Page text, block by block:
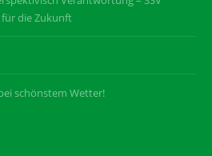
für die Zukunft
schönstem Wetter!